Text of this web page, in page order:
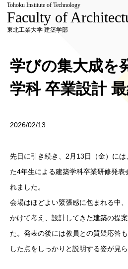
Tohoku Institute of Technology
Faculty of
東北工業大学 建築学部
学びの集大成を
学科 卒業設計
2026/02/13
先日に引き続き、2月13日（金）に
た4年生による建築学科卒業研修発表
れました。
会場はほどよい緊張感に包まれる中
かけて考え、設計してきた建築の提
た。発表の後には教員との質疑応答
した点をしっかりと説明する姿が見ら